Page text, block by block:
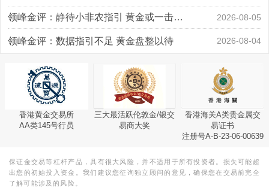
领峰金评：静待小非农指引 黄金或一击破局 2026-08-05
领峰金评：数据指引不足 黄金盘整以待 2026-08-04
香港黄金交易所
AA类145号行员
三大最活跃伦敦金/银交
易商大奖
香港海关A类贵金属交
易证书
注册号A-B-23-06-00639
保证金交易等杠杆产品，具有很大风险，并不适用于所有投资者。损失可能超
出您的初始投入资金。我们建议您征询独立顾问的意见，确保您在交易前完全
了解可能涉及的风险。